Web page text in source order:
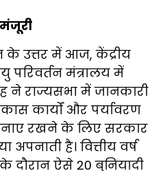
मंजूरी
उत्तर में आज, केंद्रीय
परिवर्तन मंत्रालय में
ने राज्यसभा में जानकारी
कार्यों और पर्यावरण
रखने के लिए सरकार
अपनाती है। वित्तीय वर्ष
ऐसे 20 बुनियादी